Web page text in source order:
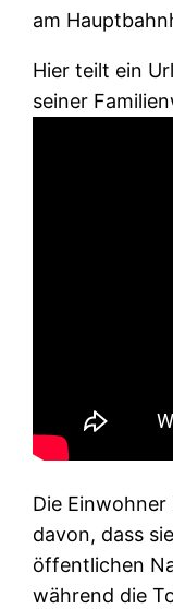
am
Hier teilt ein
seiner
Die
davon, dass
öffentlichen
während die